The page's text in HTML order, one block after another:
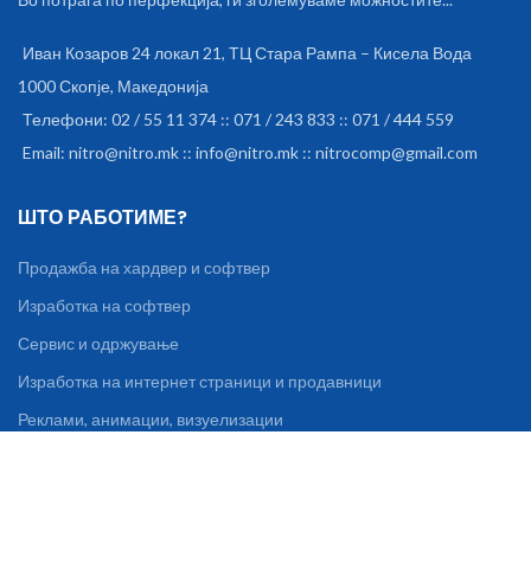
Иван Козаров 24 локал 21, ТЦ Стара Рампа – Кисела Вода
1000 Скопје, Македонија
Телефони: 02 / 55 11 374 :: 071 / 243 833 :: 071 / 444 559
Email: nitro@nitro.mk :: info@nitro.mk :: nitrocomp@gmail.com
ШТО РАБОТИМЕ?
Продажба на хардвер и софтвер
Изработка на софтвер
Сервис и одржување
Изработка на интернет страници и продавници
Реклами, анимации, визуелизации